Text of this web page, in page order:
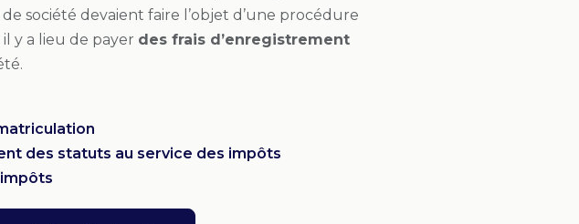
de société devaient faire l’objet d’une procédure
il y a lieu de payer des frais d’enregistrement
des statuts au service des impôts